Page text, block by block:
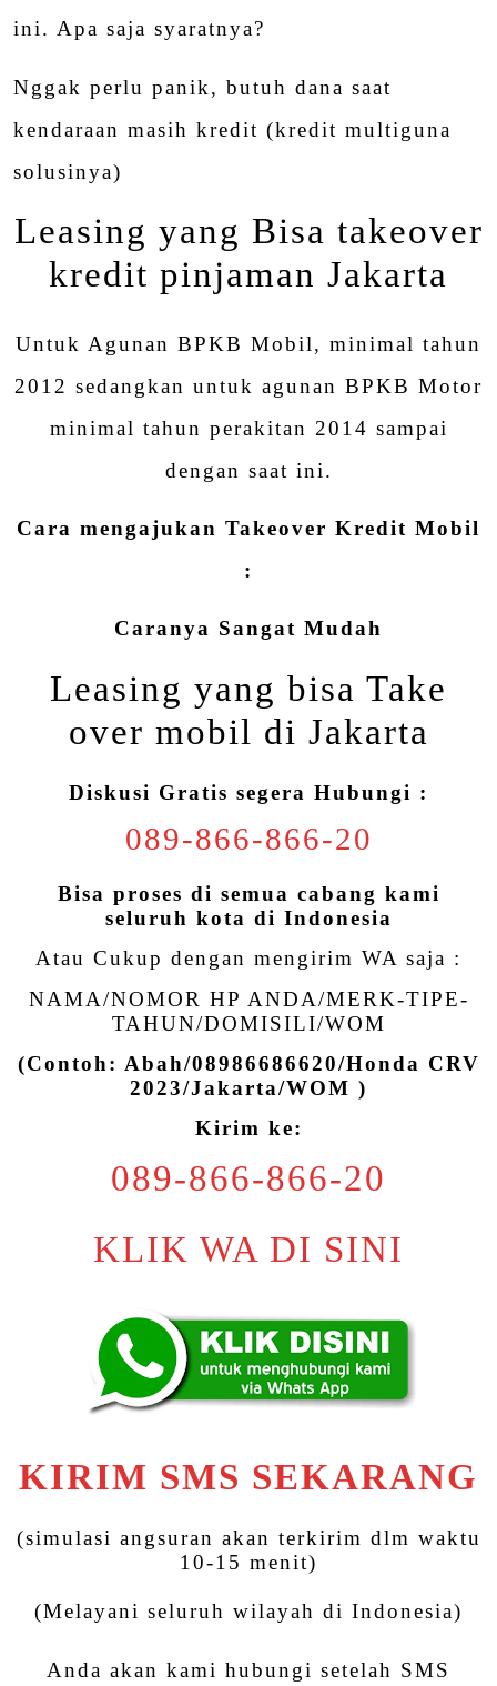
ini. Apa saja syaratnya?
Nggak perlu panik, butuh dana saat
kendaraan masih kredit (kredit multiguna
solusinya)
Leasing yang Bisa takeover
kredit pinjaman Jakarta
Untuk Agunan BPKB Mobil, minimal tahun
2012 sedangkan untuk agunan BPKB Motor
minimal tahun perakitan 2014 sampai
dengan saat ini.
Cara mengajukan Takeover Kredit Mobil
:
Caranya Sangat Mudah
Leasing yang bisa Take
over mobil di Jakarta
Diskusi Gratis segera Hubungi :
089-866-866-20
Bisa proses di semua cabang kami
seluruh kota di Indonesia
Atau Cukup dengan mengirim WA saja :
NAMA/NOMOR HP ANDA/MERK-TIPE-
TAHUN/DOMISILI/WOM
(Contoh: Abah/08986686620/Honda CRV
2023/Jakarta/WOM )
Kirim ke:
089-866-866-20
KLIK WA DI SINI
KIRIM SMS SEKARANG
(simulasi angsuran akan terkirim dlm waktu
10-15 menit)
(Melayani seluruh wilayah di Indonesia)
Anda akan kami hubungi setelah SMS